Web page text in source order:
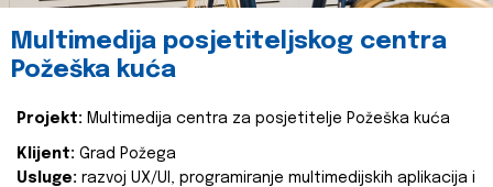
Multimedija posjetiteljskog centra
Požeška kuća
Projekt: Multimedija centra za posjetitelje Požeška kuća
Klijent: Grad Požega
Usluge: razvoj UX/UI, programiranje multimedijskih aplikacija i